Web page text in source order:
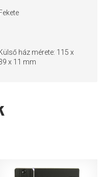
ház mérete: 115 x
x 11 mm